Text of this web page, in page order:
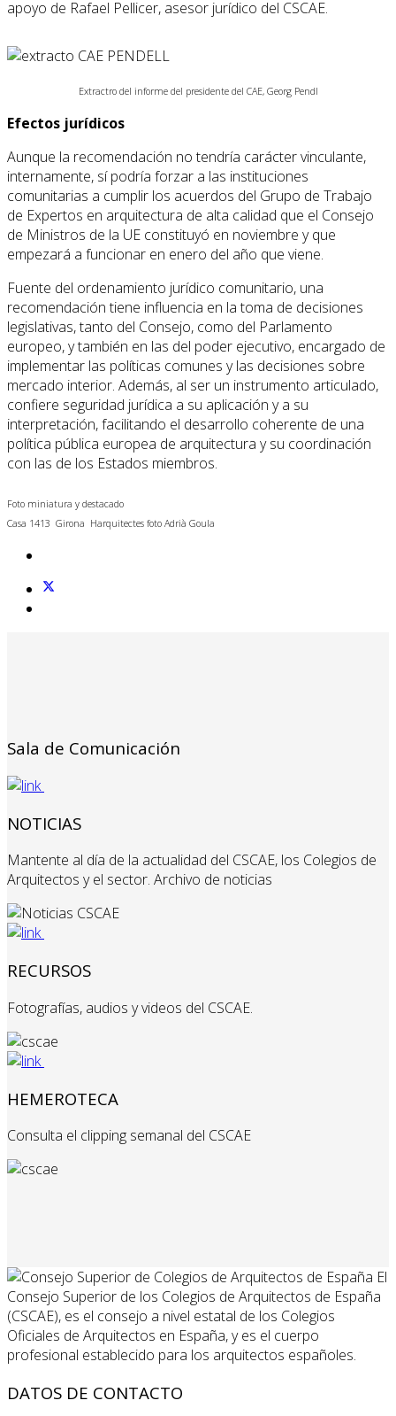
apoyo de Rafael Pellicer, asesor jurídico del CSCAE.
Extractro del informe del presidente del CAE, Georg Pendl
Efectos jurídicos
Aunque la recomendación no tendría carácter vinculante,
internamente, sí podría forzar a las instituciones
comunitarias a cumplir los acuerdos del Grupo de Trabajo
de Expertos en arquitectura de alta calidad que el Consejo
de Ministros de la UE constituyó en noviembre y que
empezará a funcionar en enero del año que viene.
Fuente del ordenamiento jurídico comunitario, una
recomendación tiene influencia en la toma de decisiones
legislativas, tanto del Consejo, como del Parlamento
europeo, y también en las del poder ejecutivo, encargado de
implementar las políticas comunes y las decisiones sobre
mercado interior. Además, al ser un instrumento articulado,
confiere seguridad jurídica a su aplicación y a su
interpretación, facilitando el desarrollo coherente de una
política pública europea de arquitectura y su coordinación
con las de los Estados miembros.
Foto miniatura y destacado
Casa 1413 Girona Harquitectes foto Adrià Goula
Sala de Comunicación
NOTICIAS
Mantente al día de la actualidad del CSCAE, los Colegios de
Arquitectos y el sector. Archivo de noticias
RECURSOS
Fotografías, audios y videos del CSCAE.
HEMEROTECA
Consulta el clipping semanal del CSCAE
El
Consejo Superior de los Colegios de Arquitectos de España
(CSCAE), es el consejo a nivel estatal de los Colegios
Oficiales de Arquitectos en España, y es el cuerpo
profesional establecido para los arquitectos españoles.
DATOS DE CONTACTO